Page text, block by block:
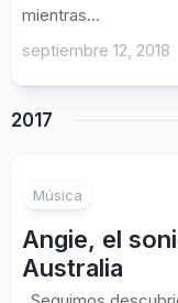
mientras...
septiembre 12, 2018
2017
Música
Angie, el
Australia